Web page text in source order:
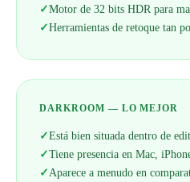
✓Motor de 32 bits HDR para
✓Herramientas de retoque tan
DARKROOM — LO MEJOR
✓Está bien situada dentro de
✓Tiene presencia en Mac,
✓Aparece a menudo en